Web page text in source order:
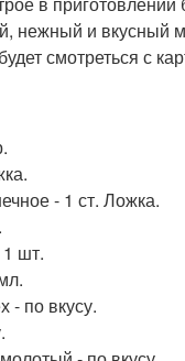
нежный и вкусный
смотреться с
- 1 ст. Ложка.
шт.
- по вкусу.